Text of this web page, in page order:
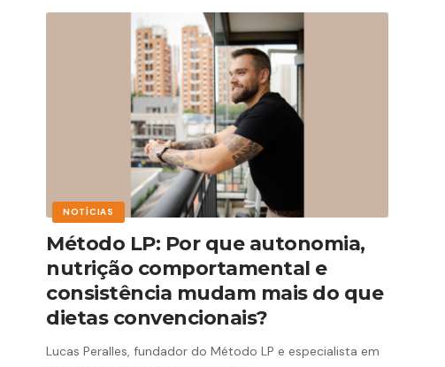
NOTÍCIAS
Método LP: Por que autonomia,
nutrição comportamental e
consistência mudam mais do que
dietas convencionais?
Lucas Peralles, fundador do Método LP e especialista em